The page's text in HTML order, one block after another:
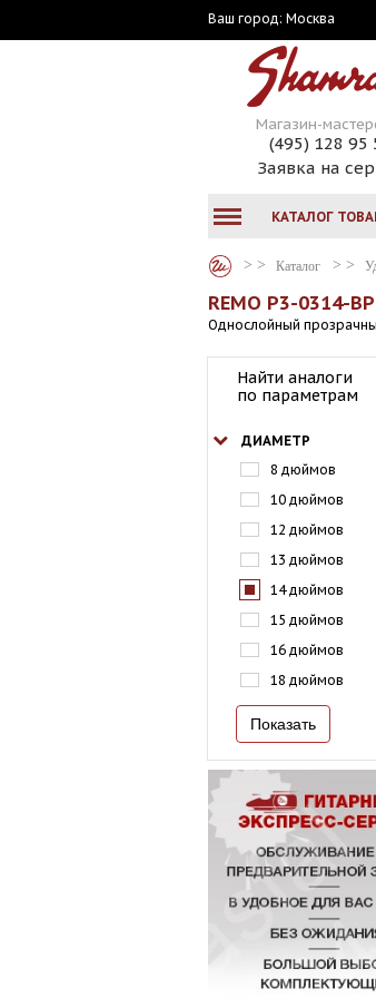
Ваш город: Москва
Магазин-
(495) 128 95
Заявка на
КАТАЛОГ
Каталог
REMO P3-0314-
Однослойный
Найти аналоги
по параметрам
ДИАМЕТР
8 дюймов
10 дюймов
12 дюймов
13 дюймов
14 дюймов
15 дюймов
16 дюймов
18 дюймов